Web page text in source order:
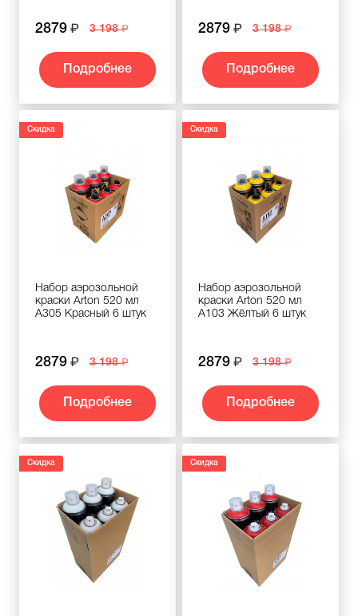
2879 3 198
Подробнее
2879 3 198
Подробнее
Скидка
Набор аэрозольной
краски Arton 520 мл
A305 Красный 6 штук
2879 3 198
Подробнее
Скидка
Набор аэрозольной
краски Arton 520 мл
A103 Жёлтый 6 штук
2879 3 198
Подробнее
Скидка Скидка